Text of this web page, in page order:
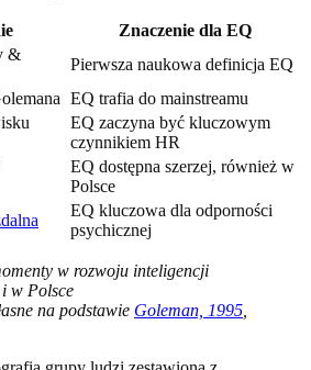
Znaczenie dla EQ
&
Pierwsza naukowa definicja EQ
EQ trafia do mainstreamu
EQ zaczyna być kluczowym
czynnikiem HR
EQ dostępna szerzej, również w
Polsce
EQ kluczowa dla odporności
psychicznej
w rozwoju inteligencji
w Polsce
na podstawie Goleman, 1995